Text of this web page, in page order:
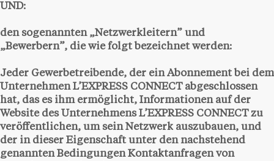
UND:
den sogenannten „Netzwerkleitern” und
„Bewerbern”, die wie folgt bezeichnet werden:
Jeder Gewerbetreibende, der ein Abonnement bei dem
Unternehmen L’EXPRESS CONNECT abgeschlossen
hat, das es ihm ermöglicht, Informationen auf der
Website des Unternehmens L’EXPRESS CONNECT zu
veröffentlichen, um sein Netzwerk auszubauen, und
der in dieser Eigenschaft unter den nachstehend
genannten Bedingungen Kontaktanfragen von